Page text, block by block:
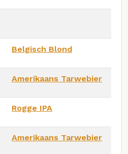
Belgisch Blond
Amerikaans Tarwebier
Rogge IPA
Amerikaans Tarwebier